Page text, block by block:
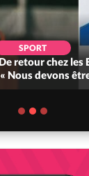
SPORT
retour chez les
Nous devons